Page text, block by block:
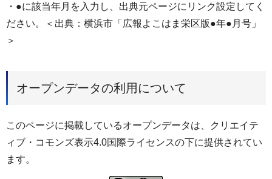
・●に該当年月を入力し、出典元ページにリンク設定してく
ださい。＜出典：横浜市「広報よこはま栄区版●年●月号」
＞
オープンデータの利用について
このページに掲載しているオープンデータは、クリエイテ
ィブ・コモンズ表示4.0国際ライセンスの下に提供されてい
ます。